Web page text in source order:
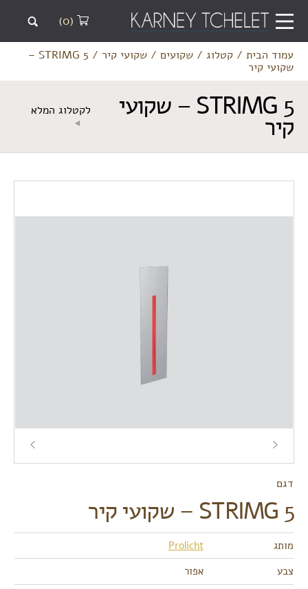
(0)
עמוד הבית/ קטלוג/ שקועים/ שקועי קיר /
STRIMG 5 –
שקועי קיר
STRIMG 5 – שקועי
קיר לקטלוג המלא
דגם
STRIMG 5 – שקועי קיר
מותג
Prolicht
צבע
אפור